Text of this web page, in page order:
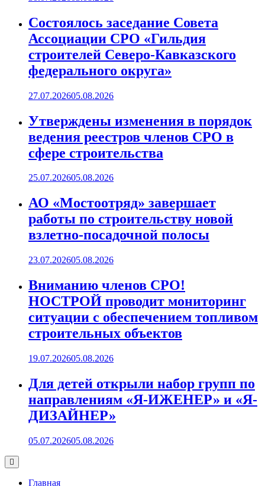
Состоялось заседание Совета
Ассоциации СРО «Гильдия
строителей Северо-Кавказского
федерального округа»
27.07.202605.08.2026
Утверждены изменения в порядок
ведения реестров членов СРО в
сфере строительства
25.07.202605.08.2026
АО «Мостоотряд» завершает
работы по строительству новой
взлетно-посадочной полосы
23.07.202605.08.2026
Вниманию членов СРО!
НОСТРОЙ проводит мониторинг
ситуации с обеспечением топливом
строительных объектов
19.07.202605.08.2026
Для детей открыли набор групп по
направлениям «Я-ИЖЕНЕР» и «Я-
ДИЗАЙНЕР»
05.07.202605.08.2026
Главная